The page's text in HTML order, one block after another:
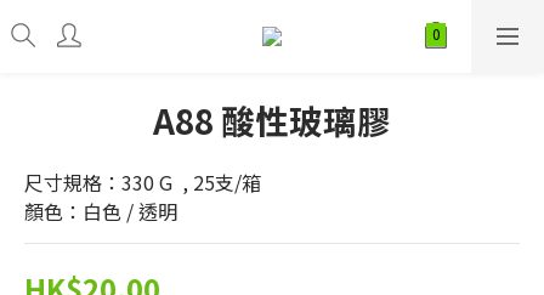
A88 酸性玻璃膠
尺寸規格：330 G  , 25支/箱
顏色：白色 / 透明